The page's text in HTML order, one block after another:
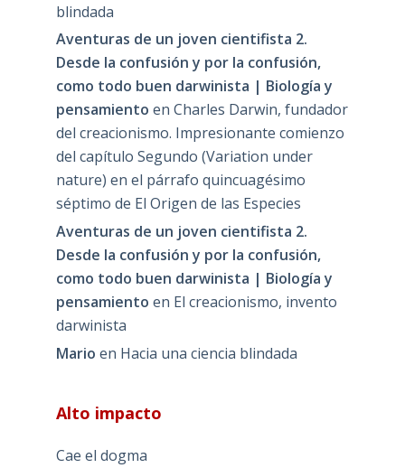
blindada
Aventuras de un joven cientifista 2.
Desde la confusión y por la confusión,
como todo buen darwinista | Biología y
pensamiento en Charles Darwin, fundador
del creacionismo. Impresionante comienzo
del capítulo Segundo (Variation under
nature) en el párrafo quincuagésimo
séptimo de El Origen de las Especies
Aventuras de un joven cientifista 2.
Desde la confusión y por la confusión,
como todo buen darwinista | Biología y
pensamiento en El creacionismo, invento
darwinista
Mario en Hacia una ciencia blindada
Alto impacto
Cae el dogma